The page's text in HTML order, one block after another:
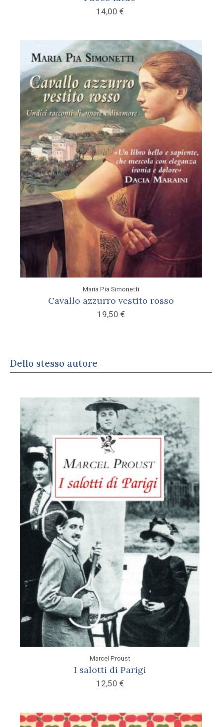
14,00 €
Maria Pia Simonetti
Cavallo azzurro vestito rosso
19,50 €
Dello stesso autore
Marcel Proust
I salotti di Parigi
12,50 €